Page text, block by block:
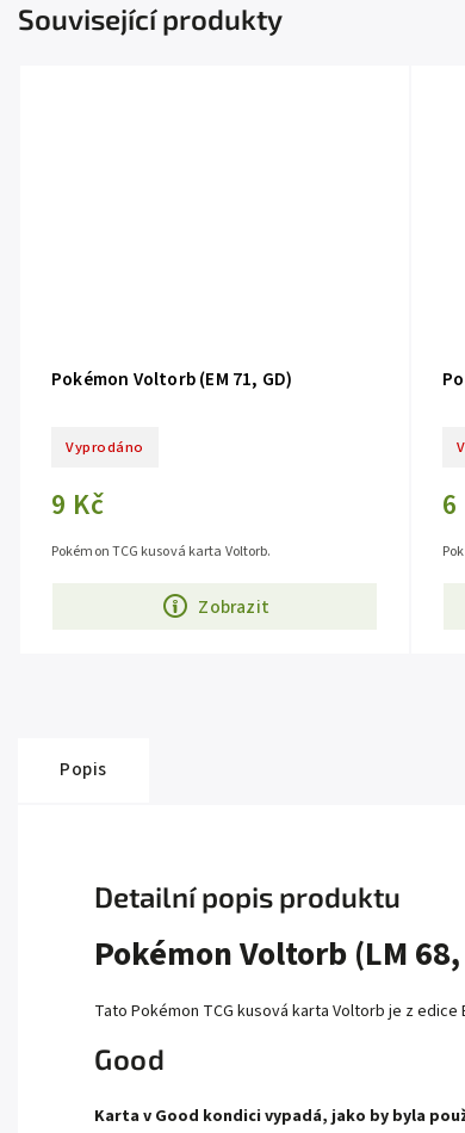
Související produkty
Pokémon Voltorb (EM 71, GD)
Vyprodáno
9 Kč
Zobrazit
Pokémon TCG kusová karta Voltorb.
6
Popis
Detailní popis produktu
Pokémon Voltorb (LM 68,
Tato Pokémon TCG kusová karta Voltorb je z edice
Good
Karta v Good kondici vypadá, jako by byla